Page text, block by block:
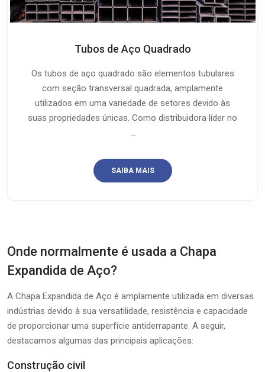
Tubos de Aço Quadrado
Os tubos de aço quadrado são elementos tubulares
com seção transversal quadrada, amplamente
utilizados em uma variedade de setores devido às
suas propriedades únicas. Como distribuidora líder no
...
SAIBA MAIS
Onde normalmente é usada a Chapa
Expandida de Aço?
A Chapa Expandida de Aço é amplamente utilizada em diversas
indústrias devido à sua versatilidade, resistência e capacidade
de proporcionar uma superfície antiderrapante. A seguir,
destacamos algumas das principais aplicações:
Construção civil